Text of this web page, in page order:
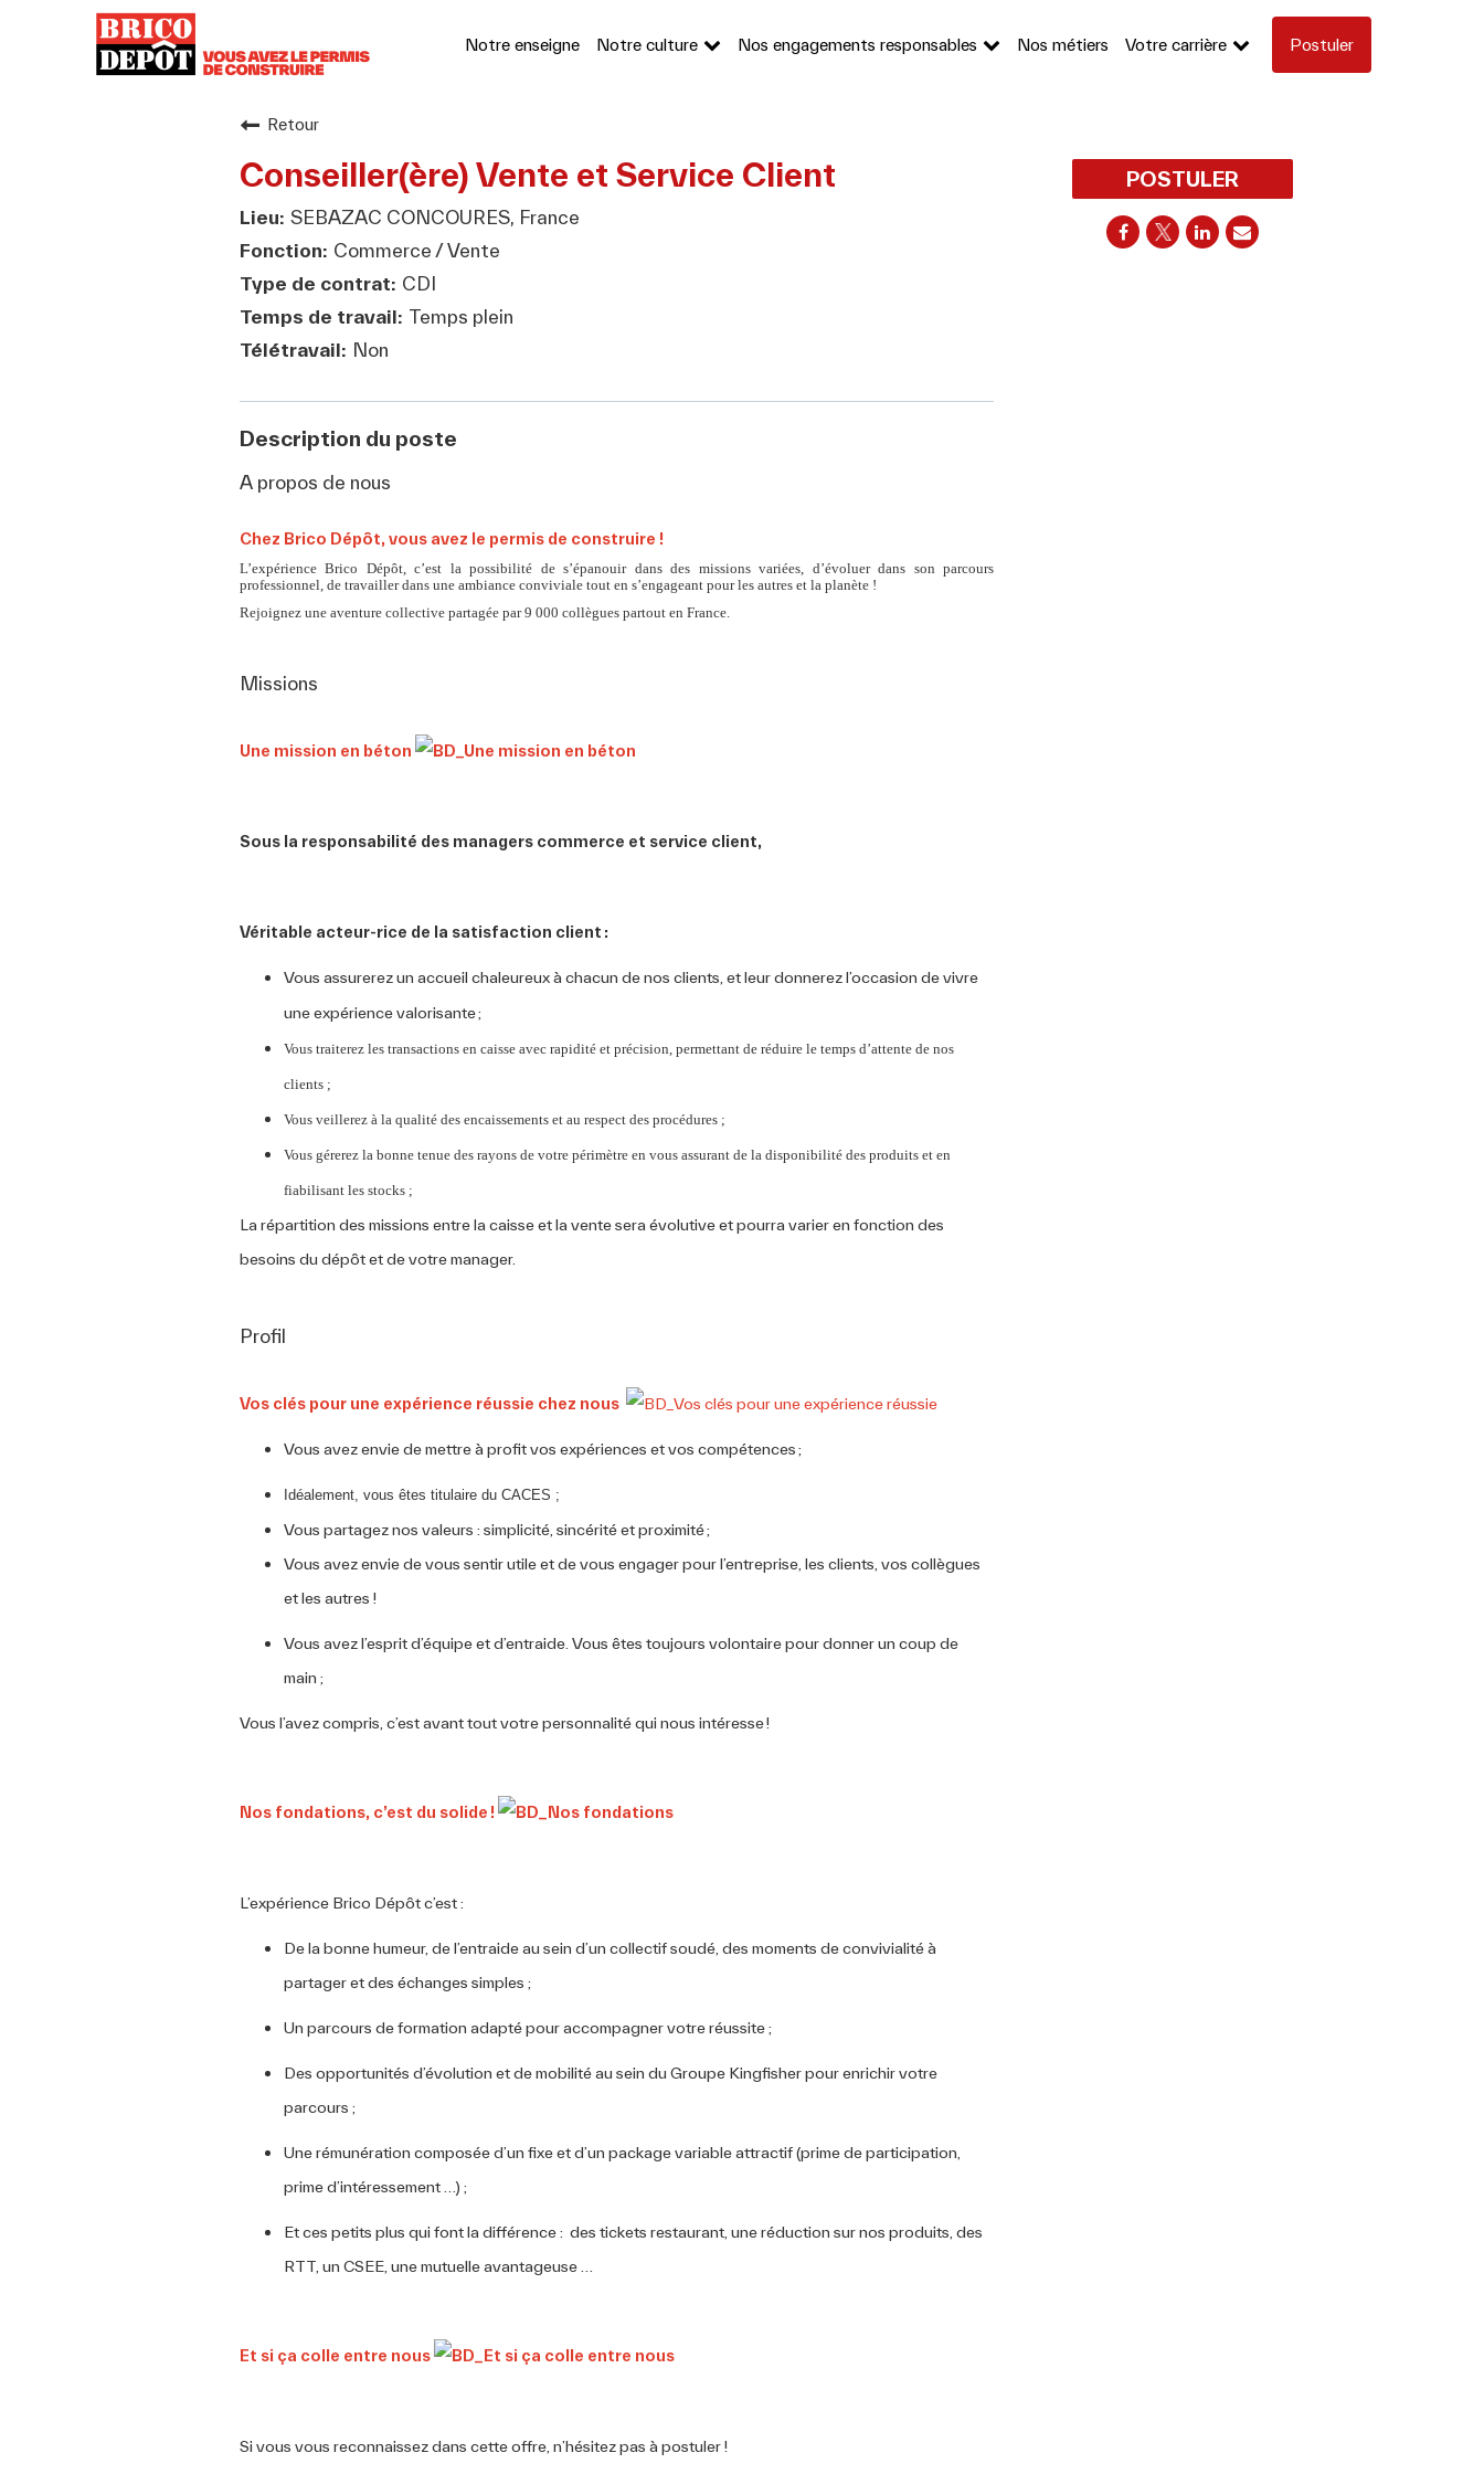
Notre enseigne Notre culture Nos engagements responsables Nos métiers Votre carrière Postuler
Retour
Conseiller(ère) Vente et Service Client
SEBAZAC CONCOURES, France
Commerce / Vente
CDI
Temps plein
Non
Description du poste
A propos de nous
Chez Brico Dépôt, vous avez le permis de construire !
L’expérience Brico Dépôt, c’est la possibilité de s’épanouir dans des missions variées, d’évoluer dans son parcours
professionnel, de travailler dans une ambiance conviviale tout en s’engageant pour les autres et la planète !
Rejoignez une aventure collective partagée par 9 000 collègues partout en France.
Missions
Une mission en béton
Sous la responsabilité des managers commerce et service client,
Véritable acteur-rice de la satisfaction client :
Vous assurerez un accueil chaleureux à chacun de nos clients, et leur donnerez l’occasion de vivre
une expérience valorisante ;
Vous traiterez les transactions en caisse avec rapidité et précision, permettant de réduire le temps d’attente de nos
clients ;
Vous veillerez à la qualité des encaissements et au respect des procédures ;
Vous gérerez la bonne tenue des rayons de votre périmètre en vous assurant de la disponibilité des produits et en
fiabilisant les stocks ;
La répartition des missions entre la caisse et la vente sera évolutive et pourra varier en fonction des
besoins du dépôt et de votre manager.
Profil
Vos clés pour une expérience réussie chez nous
Vous avez envie de mettre à profit vos expériences et vos compétences ;
Idéalement, vous êtes titulaire du CACES ;
Vous partagez nos valeurs : simplicité, sincérité et proximité ;
Vous avez envie de vous sentir utile et de vous engager pour l’entreprise, les clients, vos collègues
et les autres !
Vous avez l’esprit d’équipe et d’entraide. Vous êtes toujours volontaire pour donner un coup de
main ;
Vous l’avez compris, c’est avant tout votre personnalité qui nous intéresse !
Nos fondations, c’est du solide !
L’expérience Brico Dépôt c’est :
De la bonne humeur, de l’entraide au sein d’un collectif soudé, des moments de convivialité à
partager et des échanges simples ;
Un parcours de formation adapté pour accompagner votre réussite ;
Des opportunités d’évolution et de mobilité au sein du Groupe Kingfisher pour enrichir votre
parcours ;
Une rémunération composée d’un fixe et d’un package variable attractif (prime de participation,
prime d’intéressement …) ;
Et ces petits plus qui font la différence : des tickets restaurant, une réduction sur nos produits, des
RTT, un CSEE, une mutuelle avantageuse …
Et si ça colle entre nous
Si vous vous reconnaissez dans cette offre, n’hésitez pas à postuler !
POSTULER